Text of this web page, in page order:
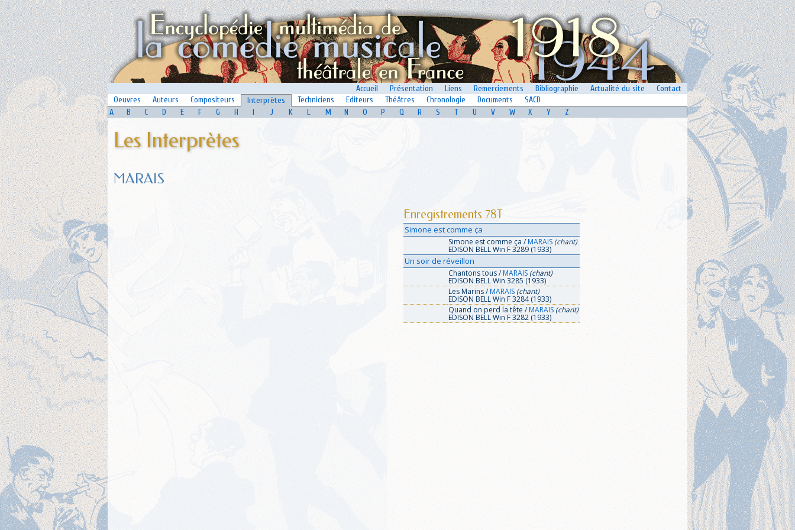
Accueil Présentation Liens Remerciements Bibliographie Actualité du site
Contact
Oeuvres
Auteurs Compositeurs Interprètes Techniciens Editeurs Théâtres Chronologie Documents
SACD
A
B C D E F G H I J K L M N O P Q R S T U V W X Y Z
Les Interprètes
MARAIS
Enregistrements 78T
Simone est comme ça
Simone est comme ça /MARAIS (chant)
EDISON BELL Win F 3289 (1933)
Un soir de réveillon
Chantons tous /MARAIS (chant)
EDISON BELL Win 3285 (1933)
Les Marins /MARAIS (chant)
EDISON BELL Win F 3284 (1933)
Quand on perd la tête /MARAIS (chant)
EDISON BELL Win F 3282 (1933)